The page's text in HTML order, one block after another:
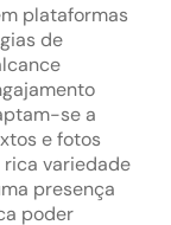
plataformas
de
se a
e fotos
rica variedade
presença
poder